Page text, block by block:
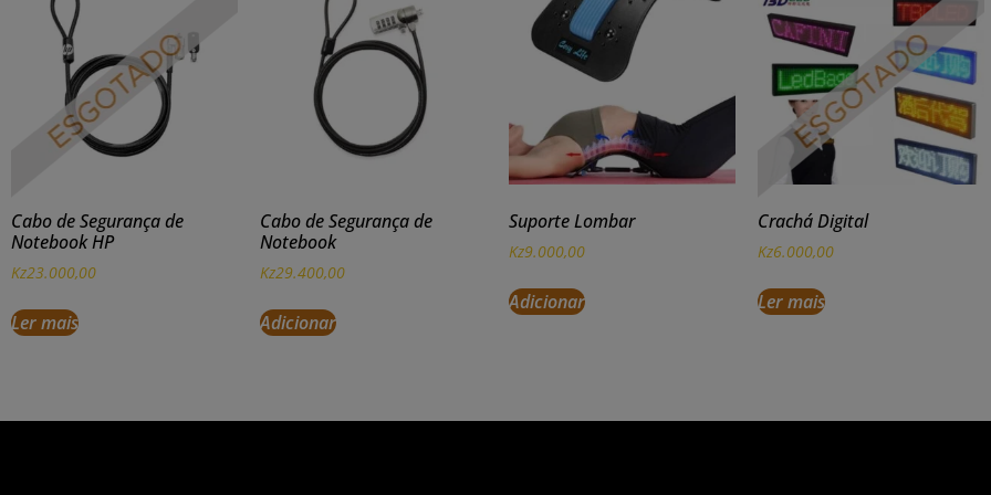
Cabo de Segurança de
Notebook HP
Kz23.000,00
Ler mais
Cabo de Segurança de
Notebook
Kz29.400,00
Adicionar
Suporte Lombar
Kz9.000,00
Adicionar
Crachá Digital
Kz6.000,00
Ler mais